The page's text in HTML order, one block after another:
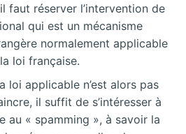
faut réserver l’intervention de
qui est un mécanisme
normalement applicable
loi française.
loi applicable n’est alors pas
il suffit de s’intéresser à
au « spamming », à savoir la